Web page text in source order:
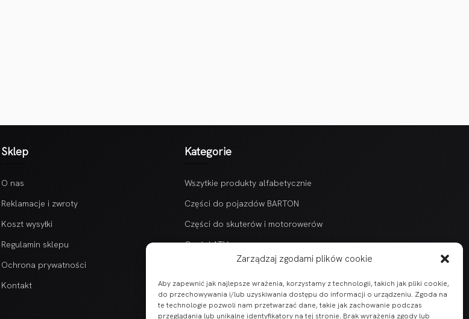
Zarządzaj zgodami plików cookie
Aby zapewnić jak najlepsze wrażenia, korzystamy z technologii, takich jak pliki cookie,
do przechowywania i/lub uzyskiwania dostępu do informacji o urządzeniu. Zgoda na
te technologie pozwoli nam przetwarzać dane, takie jak zachowanie podczas
przeglądania lub unikalne identyfikatory na tej stronie. Brak wyrażenia zgody lub
Sklep
O nas
Reklamacje i zwroty
Koszt wysyłki
Regulamin sklepu
Ochrona prywatności
Kontakt
Kategorie
Wszytkie produkty alfabetycznie
Części do pojazdów BARTON
Części do skuterów i motorowerów
Części ATV